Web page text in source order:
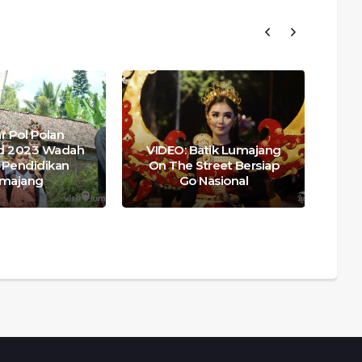
Pol Polan
2023 Wadah
Pendidikan
VIDEO: Batik Lumajang
On The Street Bersiap
Go Nasional